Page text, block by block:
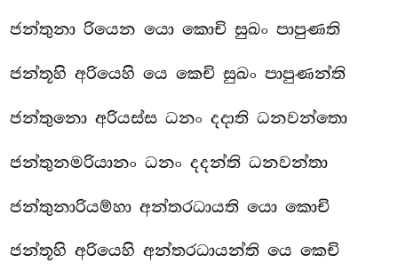
ජන්තුනා රියෙන යො කොචි සුඛං පාපුණති
ජන්තූහි අරියෙහි යෙ කෙචි සුඛං පාපුණන්ති
ජන්තුනො අරියස්ස ධනං දදාති ධනවන්තො
ජන්තුනමරියානං ධනං දදන්ති ධනවන්තා
ජන්තුනාරියම්හා අන්තරධායති යො කොචි
ජන්තූහි අරියෙහි අන්තරධායන්ති යෙ කෙචි